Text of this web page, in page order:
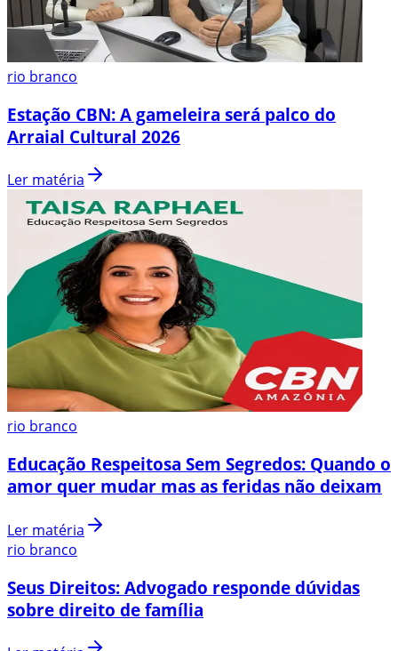
rio branco
Estação CBN: A gameleira será palco do
Arraial Cultural 2026
Ler matéria
rio branco
Educação Respeitosa Sem Segredos: Quando o
amor quer mudar mas as feridas não deixam
Ler matéria
rio branco
Seus Direitos: Advogado responde dúvidas
sobre direito de família